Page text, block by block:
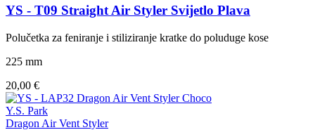
YS - T09 Straight Air Styler Svijetlo Plava
Polučetka za feniranje i stiliziranje kratke do poluduge kose
225 mm
20,00 €
Y.S. Park
Dragon Air Vent Styler